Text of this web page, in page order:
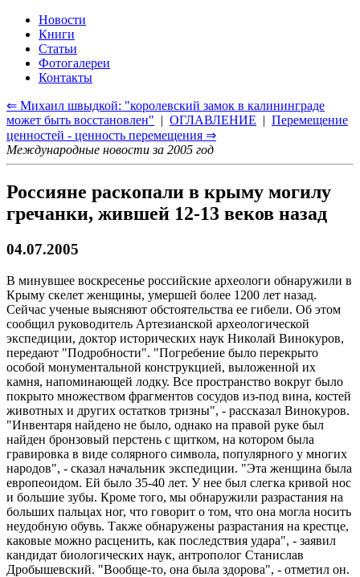
Новости
Книги
Статьи
Фотогалереи
Контакты
⇐ Михаил швыдкой: "королевский замок в калининграде
может быть восстановлен" | ОГЛАВЛЕНИЕ | Перемещение
ценностей - ценность перемещения ⇒
Международные новости за 2005 год
Россияне раскопали в крыму могилу
гречанки, жившей 12-13 веков назад
04.07.2005
В минувшее воскресенье российские археологи обнаружили в
Крыму скелет женщины, умершей более 1200 лет назад.
Сейчас ученые выясняют обстоятельства ее гибели. Об этом
сообщил руководитель Артезианской археологической
экспедиции, доктор исторических наук Николай Винокуров,
передают "Подробности". "Погребение было перекрыто
особой монументальной конструкцией, выложенной их
камня, напоминающей лодку. Все пространство вокруг было
покрыто множеством фрагментов сосудов из-под вина, костей
животных и других остатков тризны", - рассказал Винокуров.
"Инвентаря найдено не было, однако на правой руке был
найден бронзовый перстень с щитком, на котором была
гравировка в виде солярного символа, популярного у многих
народов", - сказал начальник экспедиции. "Эта женщина была
европеоидом. Ей было 35-40 лет. У нее был слегка кривой нос
и большие зубы. Кроме того, мы обнаружили разрастания на
больших пальцах ног, что говорит о том, что она могла носить
неудобную обувь. Также обнаружены разрастания на крестце,
каковые можно расценить, как последствия удара", - заявил
кандидат биологических наук, антрополог Станислав
Дробышевский. "Вообще-то, она была здорова", - отметил он.